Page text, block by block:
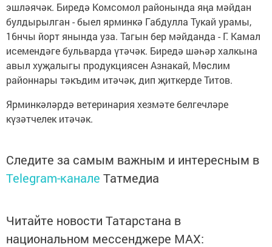
эшләячәк. Биредә Комсомол районында яңа мәйдан
булдырылган - быел ярминкә Габдулла Тукай урамы,
16нчы йорт янында уза. Тагын бер мәйданда - Г. Камал
исемендәге бульварда үтәчәк. Биредә шәһәр халкына
авыл хуҗалыгы продукциясен Азнакай, Мөслим
районнары тәкъдим итәчәк, дип җиткерде Титов.
Ярминкәләрдә ветеринария хезмәте белгечләре
күзәтчелек итәчәк.
Следите за самым важным и интересным в
Telegram-канале Татмедиа
Читайте новости Татарстана в
национальном мессенджере MАХ: